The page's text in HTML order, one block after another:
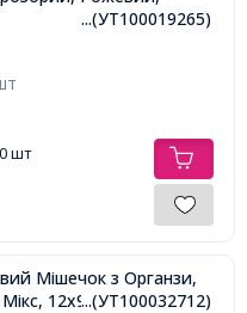
...(УТ100019265)
шт
Мішечок з Органзи,
12х9см,...(УТ100032712)